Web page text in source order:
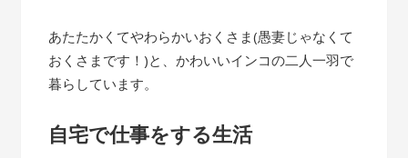
あたたかくてやわらかいおくさま(愚妻じゃなくて
おくさまです！)と、かわいいインコの二人一羽で
暮らしています。
自宅で仕事をする生活